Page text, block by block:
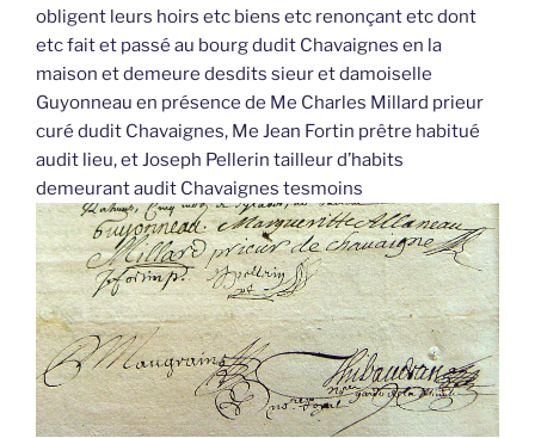
obligent leurs hoirs etc biens etc renonçant etc dont
etc fait et passé au bourg dudit Chavaignes en la
maison et demeure desdits sieur et damoiselle
Guyonneau en présence de Me Charles Millard prieur
curé dudit Chavaignes, Me Jean Fortin prêtre habitué
audit lieu, et Joseph Pellerin tailleur d’habits
demeurant audit Chavaignes tesmoins